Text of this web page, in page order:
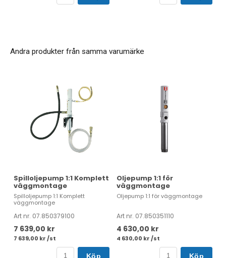
Andra produkter från samma varumärke
Spilloljepump 1:1 Komplett
väggmontage
Spilloljepump 1:1 Komplett
väggmontage
Art nr. 07.850379100
7 639,00 kr
7 639,00 kr /st
Köp
Oljepump 1:1 för
väggmontage
Oljepump 1:1 för väggmontage
Art nr. 07.850351110
4 630,00 kr
4 630,00 kr /st
Köp